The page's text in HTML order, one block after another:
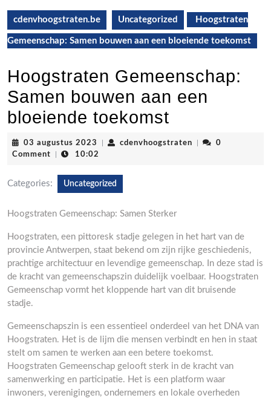
cdenvhoogstraten.be Uncategorized Hoogstraten
Gemeenschap: Samen bouwen aan een bloeiende toekomst
Hoogstraten Gemeenschap:
Samen bouwen aan een
bloeiende toekomst
03 augustus 2023 03
augustus
cdenvhoogstraten cdenvhoogstraten
0
Comment
10:02
Categories: Uncategorized
Hoogstraten Gemeenschap: Samen Sterker
Hoogstraten, een pittoresk stadje gelegen in het hart van de
provincie Antwerpen, staat bekend om zijn rijke geschiedenis,
prachtige architectuur en levendige gemeenschap. In deze stad is
de kracht van gemeenschapszin duidelijk voelbaar. Hoogstraten
Gemeenschap vormt het kloppende hart van dit bruisende
stadje.
Gemeenschapszin is een essentieel onderdeel van het DNA van
Hoogstraten. Het is de lijm die mensen verbindt en hen in staat
stelt om samen te werken aan een betere toekomst.
Hoogstraten Gemeenschap gelooft sterk in de kracht van
samenwerking en participatie. Het is een platform waar
inwoners, verenigingen, ondernemers en lokale overheden